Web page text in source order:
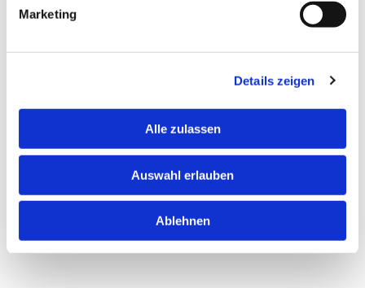
Marketing
Details zeigen
Alle zulassen
Auswahl erlauben
Ablehnen
Bestrahlungs- & Chemofahrten
Jetzt Fahrt vereinbaren!